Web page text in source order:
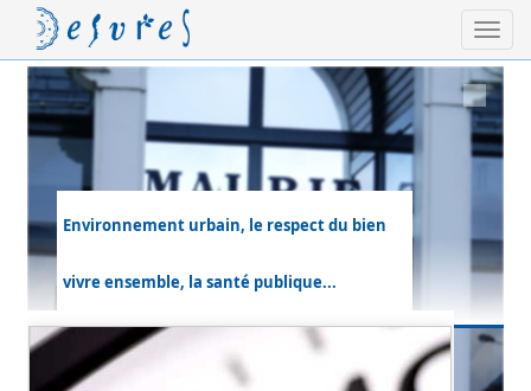
Municipalité
Environnement urbain, le respect du bien
vivre ensemble, la santé publique...